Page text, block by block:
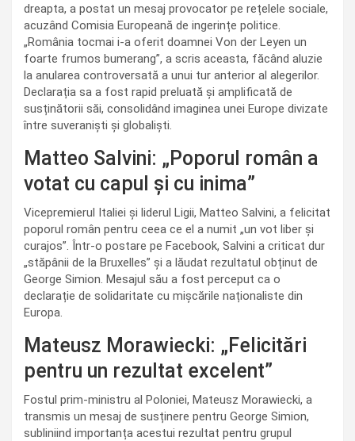
dreapta, a postat un mesaj provocator pe rețelele sociale,
acuzând Comisia Europeană de ingerințe politice.
„România tocmai i-a oferit doamnei Von der Leyen un
foarte frumos bumerang”, a scris aceasta, făcând aluzie
la anularea controversată a unui tur anterior al alegerilor.
Declarația sa a fost rapid preluată și amplificată de
susținătorii săi, consolidând imaginea unei Europe divizate
între suveraniști și globaliști.
Matteo Salvini: „Poporul român a
votat cu capul și cu inima”
Vicepremierul Italiei și liderul Ligii, Matteo Salvini, a felicitat
poporul român pentru ceea ce el a numit „un vot liber și
curajos”. Într-o postare pe Facebook, Salvini a criticat dur
„stăpânii de la Bruxelles” și a lăudat rezultatul obținut de
George Simion. Mesajul său a fost perceput ca o
declarație de solidaritate cu mișcările naționaliste din
Europa.
Mateusz Morawiecki: „Felicitări
pentru un rezultat excelent”
Fostul prim-ministru al Poloniei, Mateusz Morawiecki, a
transmis un mesaj de susținere pentru George Simion,
subliniind importanța acestui rezultat pentru grupul